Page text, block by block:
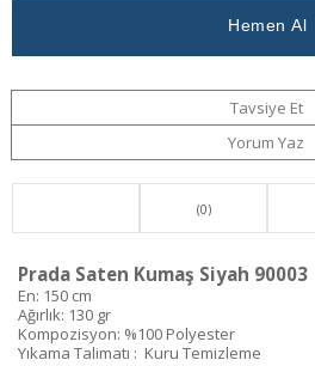
Tavsiye Et
Yorum Yaz
(0)
Prada Saten Kumaş Siyah 90003
En: 150 cm
Ağırlık: 130 gr
Kompozisyon: %100 Polyester
Yıkama Talimatı : Kuru Temizleme